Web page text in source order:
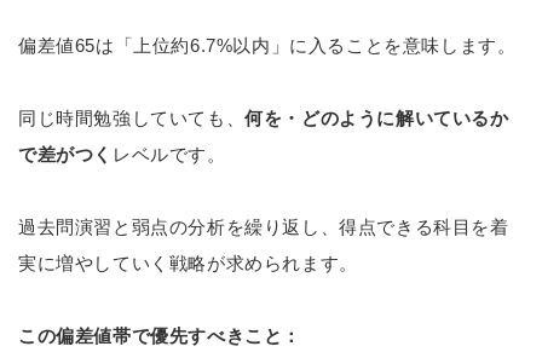
偏差値65は「上位約6.7%以内」に入ることを意味します。
同じ時間勉強していても、何を・どのように解いているか
で差がつく レベルです。
過去問演習と弱点の分析を繰り返し、得点できる科目を着
実に増やしていく戦略が求められます。
この偏差値帯で優先すべきこと：